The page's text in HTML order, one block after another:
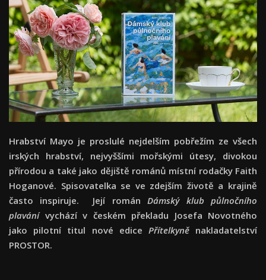
Hrabství Mayo je proslulé nejdelším pobřežím ze všech
irských hrabství, nejvyššími mořskými útesy, divokou
přírodou a také jako dějiště románů místní rodačky Faith
Hoganové. Spisovatelka se ve zdejším životě a krajině
často inspiruje. Její románDámský klub půlnočního
plavánívychází v českém překladu Josefa Novotného
jako pilotní titul nové edice Přítelkyně nakladatelství
PROSTOR.